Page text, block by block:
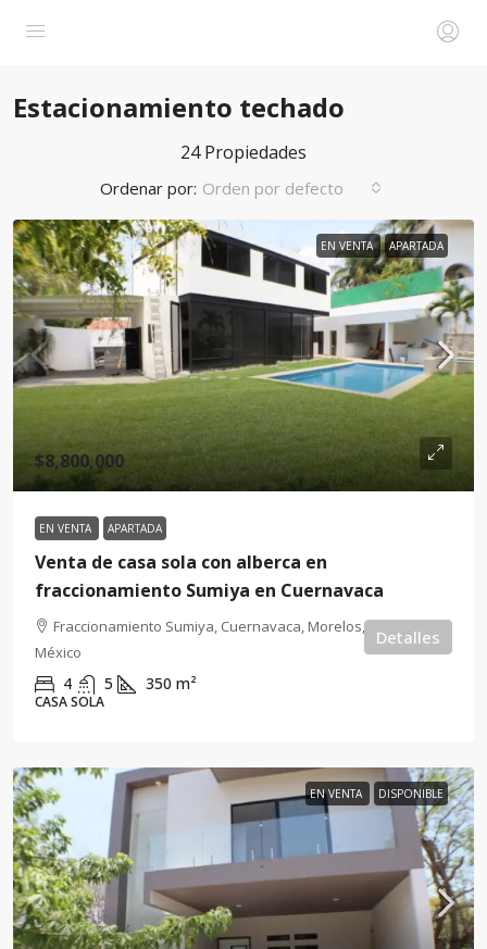
Estacionamiento techado
24 Propiedades
Ordenar por: Orden por defecto
EN VENTA APARTADA
$8,800,000
EN VENTA APARTADA
Venta de casa sola con alberca en
fraccionamiento Sumiya en Cuernavaca
Fraccionamiento Sumiya, Cuernavaca, Morelos, 62564,
México
4 5 350 m²
CASA SOLA
Detalles
EN VENTA DISPONIBLE